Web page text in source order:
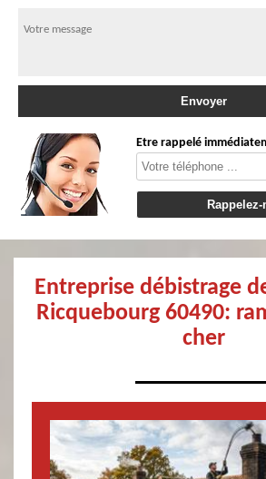
Etre rappelé
Entreprise débistrage
Ricquebourg 60490:
cher